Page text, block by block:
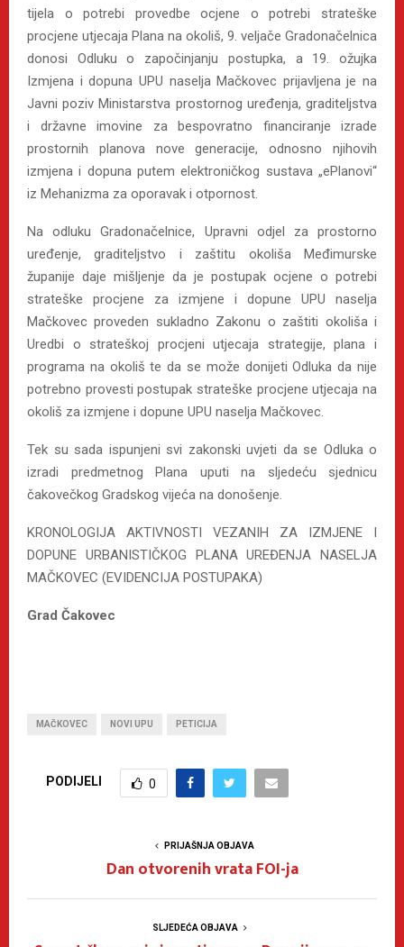
tijela o potrebi provedbe ocjene o potrebi strateške
procjene utjecaja Plana na okoliš, 9. veljače Gradonačelnica
donosi Odluku o započinjanju postupka, a 19. ožujka
Izmjena i dopuna UPU naselja Mačkovec prijavljena je na
Javni poziv Ministarstva prostornog uređenja, graditeljstva
i državne imovine za bespovratno financiranje izrade
prostornih planova nove generacije, odnosno njihovih
izmjena i dopuna putem elektroničkog sustava „ePlanovi“
iz Mehanizma za oporavak i otpornost.
Na odluku Gradonačelnice, Upravni odjel za prostorno
uređenje, graditeljstvo i zaštitu okoliša Međimurske
županije daje mišljenje da je postupak ocjene o potrebi
strateške procjene za izmjene i dopune UPU naselja
Mačkovec proveden sukladno Zakonu o zaštiti okoliša i
Uredbi o strateškoj procjeni utjecaja strategije, plana i
programa na okoliš te da se može donijeti Odluka da nije
potrebno provesti postupak strateške procjene utjecaja na
okoliš za izmjene i dopune UPU naselja Mačkovec.
Tek su sada ispunjeni svi zakonski uvjeti da se Odluka o
izradi predmetnog Plana uputi na sljedeću sjednicu
čakovečkog Gradskog vijeća na donošenje.
KRONOLOGIJA AKTIVNOSTI VEZANIH ZA IZMJENE I
DOPUNE URBANISTIČKOG PLANA UREĐENJA NASELJA
MAČKOVEC (EVIDENCIJA POSTUPAKA)
Grad Čakovec
MAČKOVEC NOVI UPU PETICIJA
PODIJELI 0
PRIJAŠNJA OBJAVA
Dan otvorenih vrata FOI-ja
SLJEDEĆA OBJAVA